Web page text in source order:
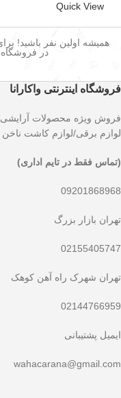
Quick View
همیشه اولین نفر باشید!
در فروشگاه
فروشگاه اینترنتی واکارانا
فروش ویژه محصولات آرایشی
لوازم برقی/لوازم کاشت ناخن
(تماس فقط در تایم اداری)
09201868968
تهران بازار بزرگ
02155405747
تهران شهرک راه آهن کوهک
02144766959
ایمیل پشتیبانی
wahacarana@gmail.com